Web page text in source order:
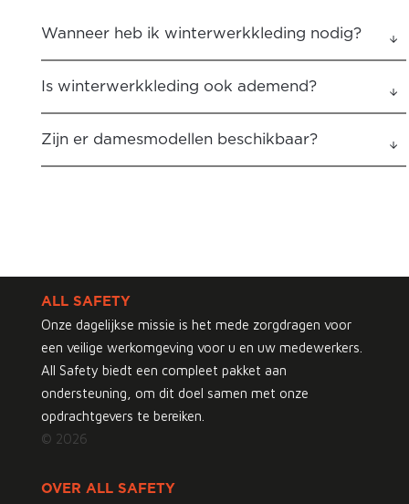
Wanneer heb ik winterwerkkleding nodig?
Is winterwerkkleding ook ademend?
Zijn er damesmodellen beschikbaar?
ALL SAFETY
Onze dagelijkse missie is het mede zorgdragen voor
een veilige werkomgeving voor u en uw medewerkers.
All Safety biedt een compleet pakket aan
ondersteuning, om dit doel samen met onze
opdrachtgevers te bereiken.
© 2026
OVER ALL SAFETY